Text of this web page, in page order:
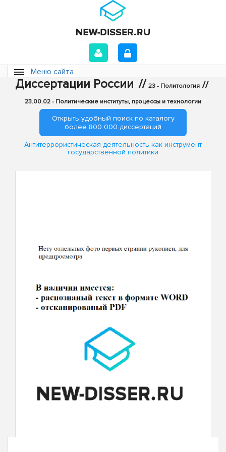
Меню сайта
Диссертации России // 23 - Политология //
23.00.02 - Политические институты, процессы и технологии
Открыть удобный поиск по каталогу
более 800 000 диссертаций
Антитеррористическая деятельность как инструмент
государственной политики